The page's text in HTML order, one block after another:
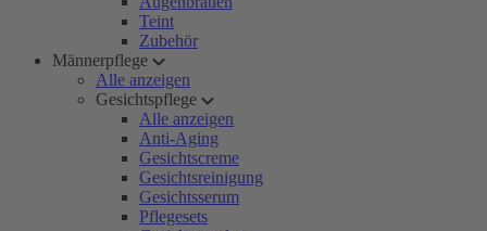
Teint
Zubehör
Männerpflege
Alle anzeigen
Gesichtspflege
Alle anzeigen
Anti-Aging
Gesichtscreme
Gesichtsreinigung
Gesichtsserum
Pflegesets